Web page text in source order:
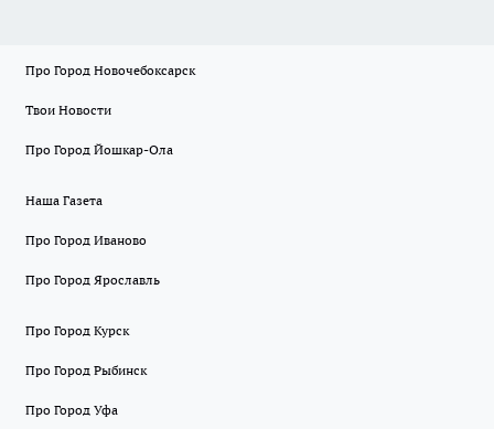
Про Город Новочебоксарск
Твои Новости
Про Город Йошкар-Ола
Наша Газета
Про Город Иваново
Про Город Ярославль
Про Город Курск
Про Город Рыбинск
Про Город Уфа